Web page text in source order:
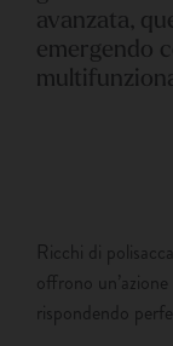
avanzata,
emergendo
Ricchi di
offrono
rispondendo